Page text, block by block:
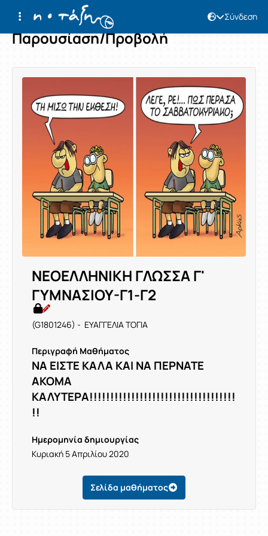
Σύνδεση
Παρουσίαση/Προβολή
ΝΕΟΕΛΛΗΝΙΚΗ ΓΛΩΣΣΑ Γ'
ΓΥΜΝΑΣΙΟΥ-Γ1-Γ2
(G1801246) - ΕΥΑΓΓΕΛΙΑ ΤΟΓΙΑ
Περιγραφή Μαθήματος
ΝΑ ΕΙΣΤΕ ΚΑΛΑ ΚΑΙ ΝΑ ΠΕΡΝΑΤΕ
ΑΚΟΜΑ
ΚΑΛΥΤΕΡΑ!!!!!!!!!!!!!!!!!!!!!!!!!!!!!!!!!!!
!!
Ημερομηνία δημιουργίας
Κυριακή 5 Απριλίου 2020
Σελίδα μαθήματος